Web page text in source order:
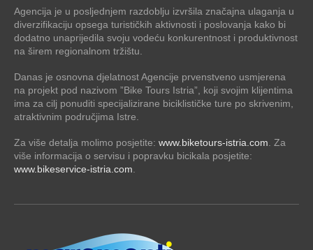
Agencija je u posljednjem razdoblju izvršila značajna ulaganja u
diverzifikaciju opsega turističkih aktivnosti i poslovanja kako bi
dodatno unaprijedila svoju vodeću konkurentnost i produktivnost
na širem regionalnom tržištu.
Danas je osnovna djelatnost Agencije prvenstveno usmjerena
na projekt pod nazivom ”Bike Tours Istria”, koji svojim klijentima
ima za cilj ponuditi specijalizirane biciklističke ture po skrivenim,
atraktivnim područjima Istre.
Za više detalja molimo posjetite: www.biketours-istria.com . Za
više informacija o servisu i popravku bicikala posjetite:
www.bikeservice-istria.com